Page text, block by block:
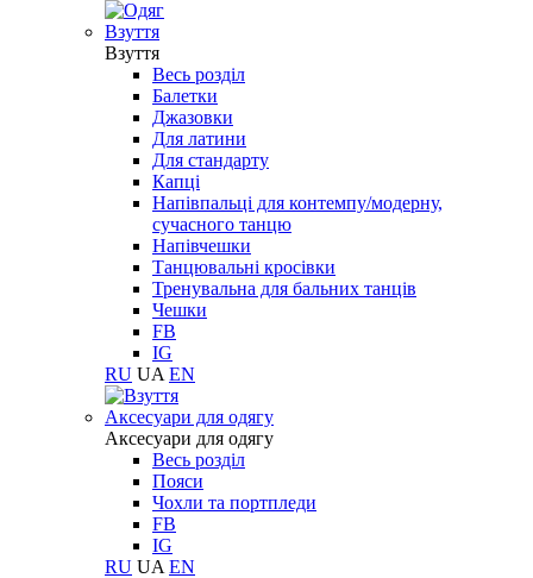
Взуття
Взуття
Весь розділ
Балетки
Джазовки
Для латини
Для стандарту
Капці
Напівпальці для контемпу/модерну,
сучасного танцю
Напівчешки
Танцювальні кросівки
Тренувальна для бальних танців
Чешки
FB
IG
RU UA EN
Aксесуари для одягу
Aксесуари для одягу
Весь розділ
Пояси
Чохли та портпледи
FB
IG
RU UA EN